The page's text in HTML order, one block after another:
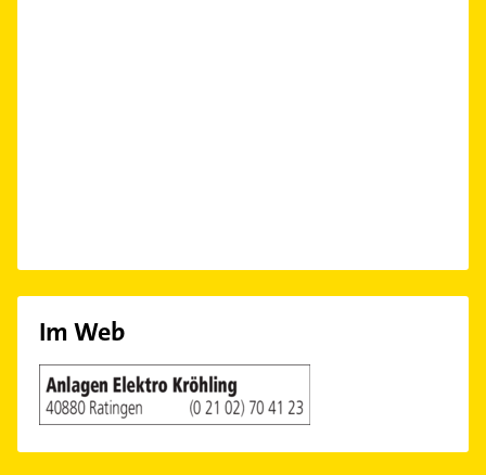
Im Web